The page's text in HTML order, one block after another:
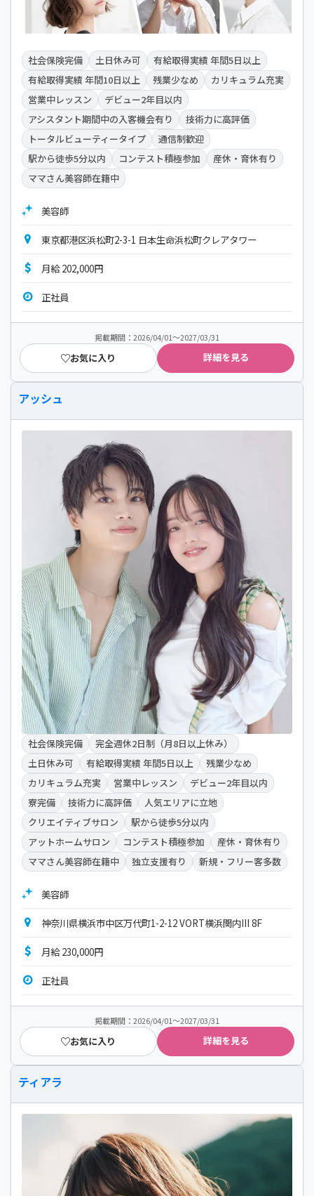
社会保険完備 土日休み可
有給取得実績 年間5日以上
有給取得実績 年間10日以上
残業少なめ
カリキュラム充実
営業中レッスン
デビュー2年目以内
アシスタント期間中の入客機会有り
技術力に高評価
トータルビューティータイプ
通信制歓迎
駅から徒歩5分以内
コンテスト積極参加
産休・育休有り
ママさん美容師在籍中
美容師
東京都港区浜松町2-3-1 日本生命浜松町クレアタワー
月給 202,000円
正社員
掲載期間：2026/04/01～2027/03/31
お気に入り 詳細を見る
アッシュ
社会保険完備
完全週休2日制（月8日以上休み）
土日休み可
有給取得実績 年間5日以上
残業少なめ
カリキュラム充実
営業中レッスン
デビュー2年目以内
寮完備
技術力に高評価
人気エリアに立地
クリエイティブサロン
駅から徒歩5分以内
アットホームサロン
コンテスト積極参加
産休・育休有り
ママさん美容師在籍中
独立支援有り 新規・フリー客多数
美容師
神奈川県横浜市中区万代町1-2-12 VORT横浜関内III 8F
月給 230,000円
正社員
掲載期間：2026/04/01～2027/03/31
お気に入り 詳細を見る
ティアラ